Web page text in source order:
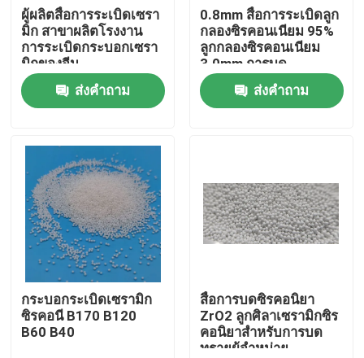
บ้าน
เกี่ยวกับเรา
ทัวร์โรงงาน
ควบคุมคุณภาพ
ติดต่อเรา
ผู้ผลิตสื่อการระเบิดเซรา
มิก สาขาผลิตโรงงาน
การระเบิดกระบอกเซรา
มิกของจีน
ส่งคำถาม
0.8mm สื่อการระเบิดลูก
กลองซิรคอนเนียม 95%
ลูกกลองซิรคอนเนียม
3.0mm การบด
ส่งคำถาม
กระบอกระเบิดเซรามิก
ซิรคอนี B170 B120
B60 B40
สื่อการบดซิรคอนิยา
ZrO2 ลูกศิลาเซรามิกซิร
คอนิยาสําหรับการบด
ทรายผู้จําหน่าย